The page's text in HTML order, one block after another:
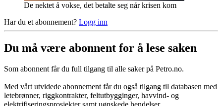
De nektet å vokse, det betalte seg når krisen kom
Har du et abonnement? Logg inn
Du må være abonnent for å lese saken
Som abonnent får du full tilgang til alle saker på Petro.no.
Med vårt utvidede abonnement får du også tilgang til databasen med
letebrønner, riggkontrakter, feltutbygginger, havvind- og
elektrifiseringsprosjekter samt uønskede hendelser.